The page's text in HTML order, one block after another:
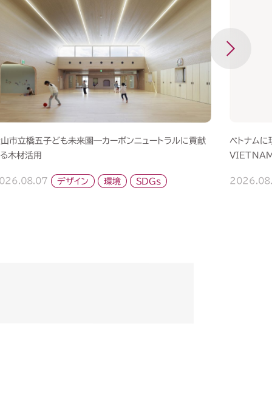
市立橋五子ども未来園―カーボンニュートラルに貢献
木材活用
デザイン 環境 SDGs
ベトナム